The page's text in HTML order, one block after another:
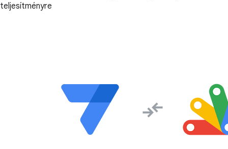
teljesítményre